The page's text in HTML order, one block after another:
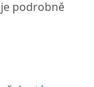
podrobně